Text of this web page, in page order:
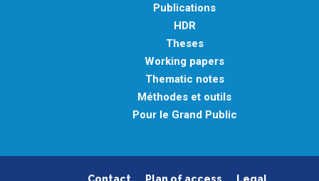
Publications
HDR
Theses
Working papers
Thematic notes
Méthodes et outils
Pour le Grand Public
Contact Plan of access Legal